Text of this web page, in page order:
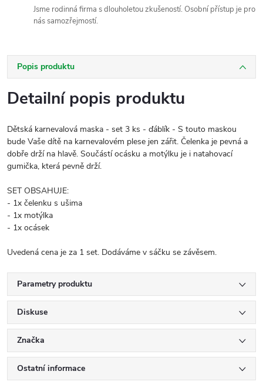
Jsme rodinná firma s dlouholetou zkušeností. Osobní přístup je pro
nás samozřejmostí.
Popis produktu
Detailní popis produktu
Dětská karnevalová maska - set 3 ks - ďáblík - S touto maskou
bude Vaše dítě na karnevalovém plese jen zářit. Čelenka je pevná a
dobře drží na hlavě. Součástí ocásku a motýlku je i natahovací
gumička, která pevně drží.
SET OBSAHUJE:
- 1x čelenku s ušima
- 1x motýlka
- 1x ocásek
Uvedená cena je za 1 set. Dodáváme v sáčku se závěsem.
Parametry produktu
Diskuse
Značka
Ostatní informace